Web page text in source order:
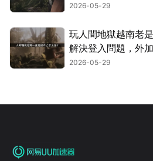
2026-05-29
玩人間地獄越南老
解決登入問題，外
2026-05-29